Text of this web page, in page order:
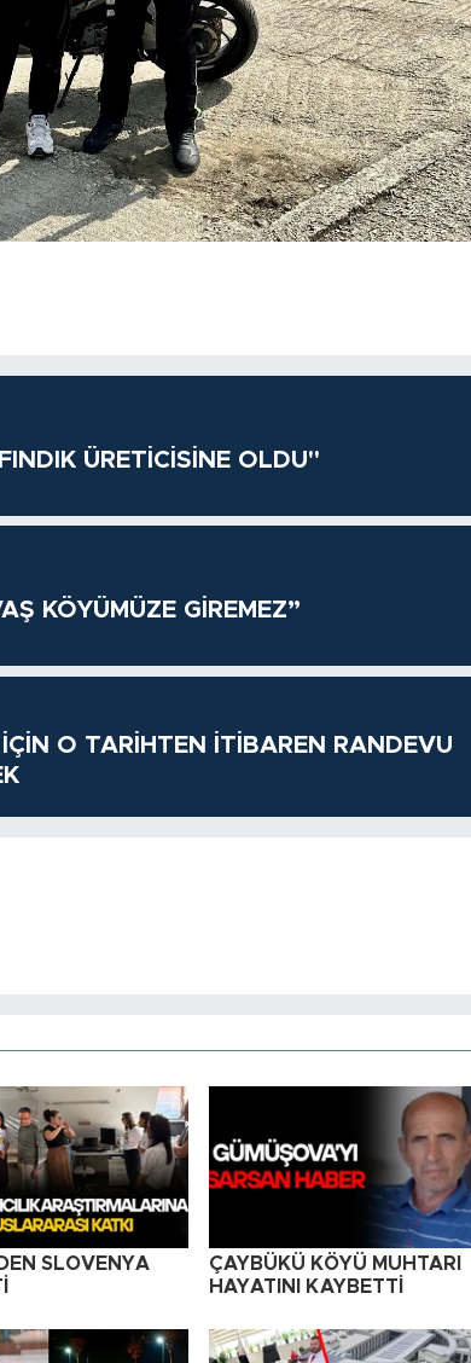
ÜRETİCİSİNE OLDU"
KÖYÜMÜZE GİREMEZ”
O TARİHTEN İTİBAREN RANDEVU
SLOVENYA
ÇAYBÜKÜ KÖYÜ MUHTARI
HAYATINI KAYBETTİ